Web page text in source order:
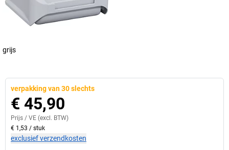
grijs
verpakking van 30 slechts
€ 45,90
Prijs / VE (excl. BTW)
€ 1,53 / stuk
exclusief verzendkosten